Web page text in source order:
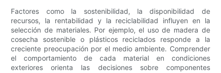
Factores como la sostenibilidad, la disponibilidad de
recursos, la rentabilidad y la reciclabilidad influyen en la
selección de materiales. Por ejemplo, el uso de madera de
cosecha sostenible o plásticos reciclados responde a la
creciente preocupación por el medio ambiente. Comprender
el comportamiento de cada material en condiciones
exteriores orienta las decisiones sobre componentes